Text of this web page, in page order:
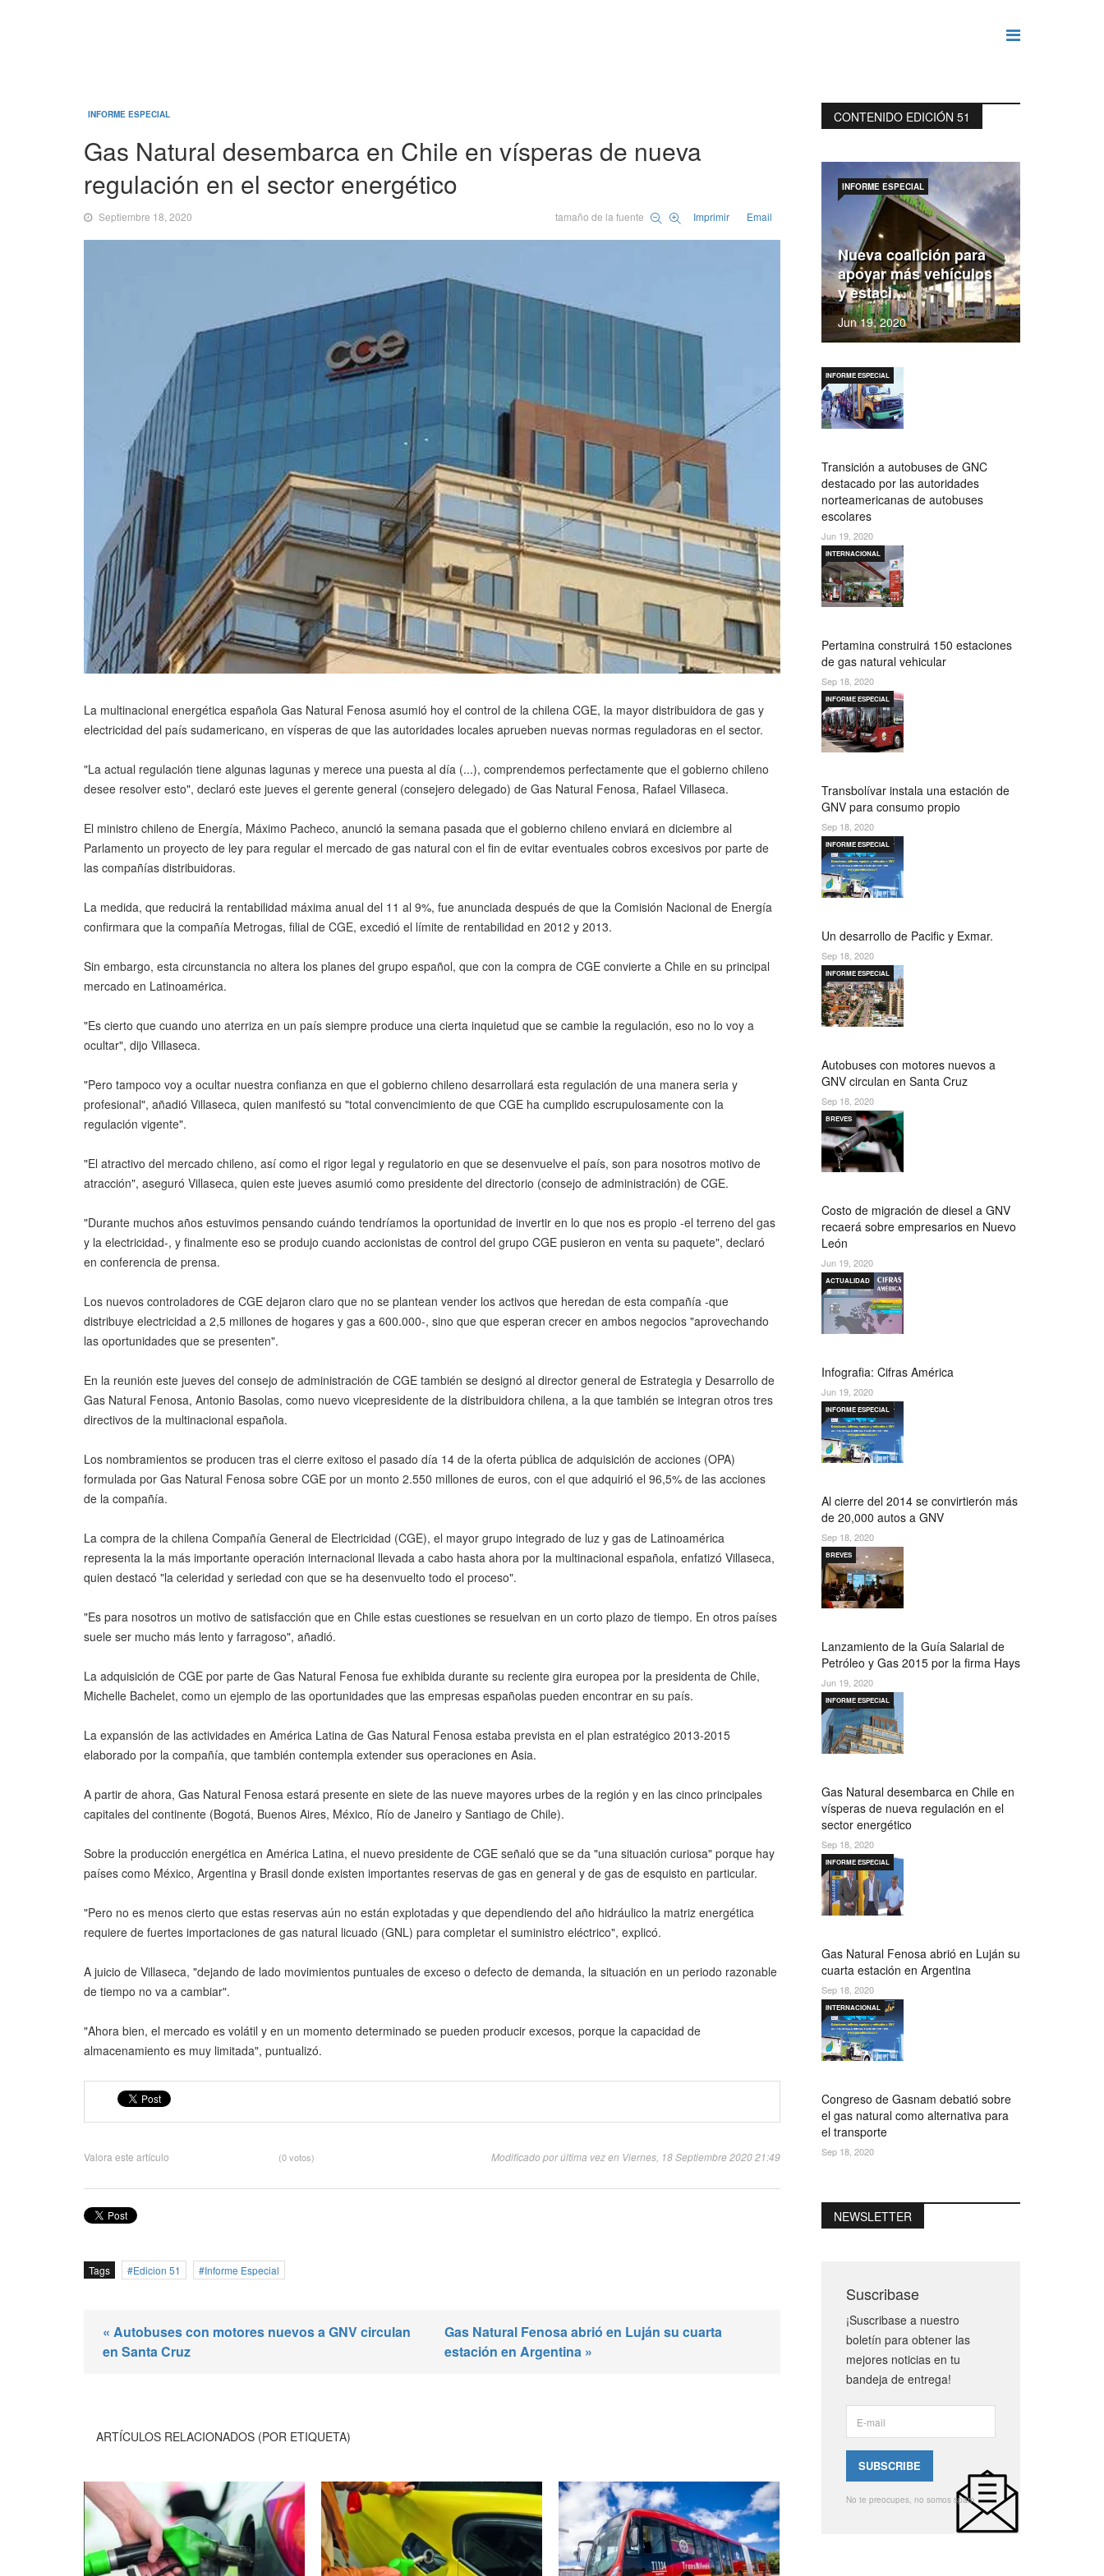
INFORME ESPECIAL
Gas Natural desembarca en Chile en vísperas de nueva
regulación en el sector energético
Septiembre 18, 2020 tamaño de la fuente Imprimir Email
La multinacional energética española Gas Natural Fenosa asumió hoy el control de la chilena CGE, la mayor distribuidora de gas y
electricidad del país sudamericano, en vísperas de que las autoridades locales aprueben nuevas normas reguladoras en el sector.
"La actual regulación tiene algunas lagunas y merece una puesta al día (...), comprendemos perfectamente que el gobierno chileno
desee resolver esto", declaró este jueves el gerente general (consejero delegado) de Gas Natural Fenosa, Rafael Villaseca.
El ministro chileno de Energía, Máximo Pacheco, anunció la semana pasada que el gobierno chileno enviará en diciembre al
Parlamento un proyecto de ley para regular el mercado de gas natural con el fin de evitar eventuales cobros excesivos por parte de
las compañías distribuidoras.
La medida, que reducirá la rentabilidad máxima anual del 11 al 9%, fue anunciada después de que la Comisión Nacional de Energía
confirmara que la compañía Metrogas, filial de CGE, excedió el límite de rentabilidad en 2012 y 2013.
Sin embargo, esta circunstancia no altera los planes del grupo español, que con la compra de CGE convierte a Chile en su principal
mercado en Latinoamérica.
"Es cierto que cuando uno aterriza en un país siempre produce una cierta inquietud que se cambie la regulación, eso no lo voy a
ocultar", dijo Villaseca.
"Pero tampoco voy a ocultar nuestra confianza en que el gobierno chileno desarrollará esta regulación de una manera seria y
profesional", añadió Villaseca, quien manifestó su "total convencimiento de que CGE ha cumplido escrupulosamente con la
regulación vigente".
"El atractivo del mercado chileno, así como el rigor legal y regulatorio en que se desenvuelve el país, son para nosotros motivo de
atracción", aseguró Villaseca, quien este jueves asumió como presidente del directorio (consejo de administración) de CGE.
"Durante muchos años estuvimos pensando cuándo tendríamos la oportunidad de invertir en lo que nos es propio -el terreno del gas
y la electricidad-, y finalmente eso se produjo cuando accionistas de control del grupo CGE pusieron en venta su paquete", declaró
en conferencia de prensa.
Los nuevos controladores de CGE dejaron claro que no se plantean vender los activos que heredan de esta compañía -que
distribuye electricidad a 2,5 millones de hogares y gas a 600.000-, sino que que esperan crecer en ambos negocios "aprovechando
las oportunidades que se presenten".
En la reunión este jueves del consejo de administración de CGE también se designó al director general de Estrategia y Desarrollo de
Gas Natural Fenosa, Antonio Basolas, como nuevo vicepresidente de la distribuidora chilena, a la que también se integran otros tres
directivos de la multinacional española.
Los nombramientos se producen tras el cierre exitoso el pasado día 14 de la oferta pública de adquisición de acciones (OPA)
formulada por Gas Natural Fenosa sobre CGE por un monto 2.550 millones de euros, con el que adquirió el 96,5% de las acciones
de la compañía.
La compra de la chilena Compañía General de Electricidad (CGE), el mayor grupo integrado de luz y gas de Latinoamérica
representa la la más importante operación internacional llevada a cabo hasta ahora por la multinacional española, enfatizó Villaseca,
quien destacó "la celeridad y seriedad con que se ha desenvuelto todo el proceso".
"Es para nosotros un motivo de satisfacción que en Chile estas cuestiones se resuelvan en un corto plazo de tiempo. En otros países
suele ser mucho más lento y farragoso", añadió.
La adquisición de CGE por parte de Gas Natural Fenosa fue exhibida durante su reciente gira europea por la presidenta de Chile,
Michelle Bachelet, como un ejemplo de las oportunidades que las empresas españolas pueden encontrar en su país.
La expansión de las actividades en América Latina de Gas Natural Fenosa estaba prevista en el plan estratégico 2013-2015
elaborado por la compañía, que también contempla extender sus operaciones en Asia.
A partir de ahora, Gas Natural Fenosa estará presente en siete de las nueve mayores urbes de la región y en las cinco principales
capitales del continente (Bogotá, Buenos Aires, México, Río de Janeiro y Santiago de Chile).
Sobre la producción energética en América Latina, el nuevo presidente de CGE señaló que se da "una situación curiosa" porque hay
países como México, Argentina y Brasil donde existen importantes reservas de gas en general y de gas de esquisto en particular.
"Pero no es menos cierto que estas reservas aún no están explotadas y que dependiendo del año hidráulico la matriz energética
requiere de fuertes importaciones de gas natural licuado (GNL) para completar el suministro eléctrico", explicó.
A juicio de Villaseca, "dejando de lado movimientos puntuales de exceso o defecto de demanda, la situación en un periodo razonable
de tiempo no va a cambiar".
"Ahora bien, el mercado es volátil y en un momento determinado se pueden producir excesos, porque la capacidad de
almacenamiento es muy limitada", puntualizó.
Valora este artículo (0 votos) Modificado por última vez en Viernes, 18 Septiembre 2020 21:49
Tags Edicion 51 Informe Especial
« Autobuses con motores nuevos a GNV circulan
en Santa Cruz
Gas Natural Fenosa abrió en Luján su cuarta
estación en Argentina »
ARTÍCULOS RELACIONADOS (POR ETIQUETA)
CONTENIDO EDICIÓN 51
Nueva coalición para
apoyar más vehículos
y estaci…
Jun 19, 2020
INFORME ESPECIAL
Transición a autobuses de GNC
destacado por las autoridades
norteamericanas de autobuses
escolares
INFORME ESPECIAL
Jun 19, 2020
Pertamina construirá 150 estaciones
de gas natural vehicular
INTERNACIONAL
Sep 18, 2020
Transbolívar instala una estación de
GNV para consumo propio
INFORME ESPECIAL
Sep 18, 2020
Un desarrollo de Pacific y Exmar.
INFORME ESPECIAL
Sep 18, 2020
Autobuses con motores nuevos a
GNV circulan en Santa Cruz
INFORME ESPECIAL
Sep 18, 2020
Costo de migración de diesel a GNV
recaerá sobre empresarios en Nuevo
León
BREVES
Jun 19, 2020
Infografia: Cifras América
ACTUALIDAD
Jun 19, 2020
Al cierre del 2014 se convirtierón más
de 20,000 autos a GNV
INFORME ESPECIAL
Sep 18, 2020
Lanzamiento de la Guía Salarial de
Petróleo y Gas 2015 por la firma Hays
BREVES
Jun 19, 2020
Gas Natural desembarca en Chile en
vísperas de nueva regulación en el
sector energético
INFORME ESPECIAL
Sep 18, 2020
Gas Natural Fenosa abrió en Luján su
cuarta estación en Argentina
INFORME ESPECIAL
Sep 18, 2020
Congreso de Gasnam debatió sobre
el gas natural como alternativa para
el transporte
INTERNACIONAL
Sep 18, 2020
NEWSLETTER
Suscribase
¡Suscribase a nuestro
boletín para obtener las
mejores noticias en tu
bandeja de entrega!
No te preocupes, no somos spam